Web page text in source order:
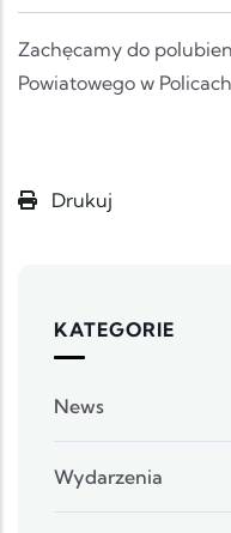
Zachęcamy do
Powiatowego w
Drukuj
KATEGORIE
News
Wydarzenia